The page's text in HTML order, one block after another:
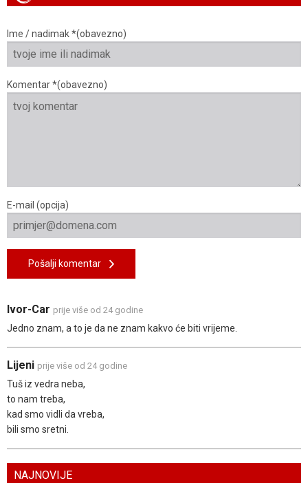
Ime / nadimak *(obavezno)
Komentar *(obavezno)
E-mail (opcija)
Pošalji komentar
Ivor-Car prije više od 24 godine
Jedno znam, a to je da ne znam kakvo će biti vrijeme.
Lijeni prije više od 24 godine
Tuš iz vedra neba,
to nam treba,
kad smo vidli da vreba,
bili smo sretni.
NAJNOVIJE